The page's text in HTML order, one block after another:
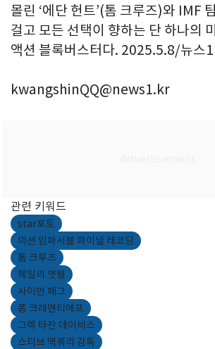
몰린 ‘에단 헌트’(톰 크루즈)와 IMF
걸고 모든 선택이 향하는 단 하나의
액션 블록버스터다. 2025.5.8/뉴스1
kwangshinQQ@news1.kr
관련 키워드
star포토
미션 임파서블 파이널 레코딩
톰 크루즈
헤일리 앳웰
사이먼 페그
폼 크레멘티에프
그렉 타잔 데이비스
스티브 맥쿼리 감독